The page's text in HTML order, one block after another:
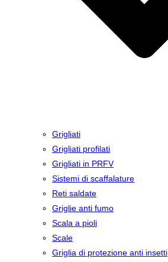
Grigliati
Grigliati profilati
Grigliati in PRFV
Sistemi di scaffalature
Reti saldate
Griglie anti fumo
Scala a pioli
Scale
Griglia di protezione anti insetti